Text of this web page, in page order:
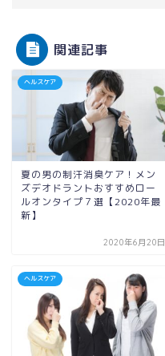
関連記事
ヘルスケア
夏の男の制汗消臭ケア！メン
ズデオドラントおすすめロー
ルオンタイプ７選【2020年最
新】
2020年6月20日
ヘルスケア